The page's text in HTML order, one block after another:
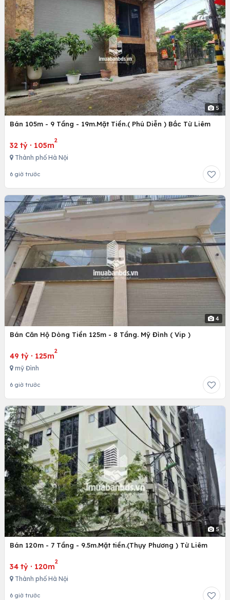
5
Bán 105m - 9 Tầng - 19m.Mặt Tiền.( Phú Diễn ) Bắc Từ Liêm
32 tỷ · 105m
2
Thành phố Hà Nội
6 giờ trước
4
Bán Căn Hộ Dòng Tiền 125m - 8 Tầng. Mỹ Đình ( Vip )
49 tỷ · 125m
2
mỹ Đình
6 giờ trước
5
Bán 120m - 7 Tầng - 9.5m.Mặt tiền.(Thụy Phương ) Từ Liêm
34 tỷ · 120m
2
Thành phố Hà Nội
6 giờ trước